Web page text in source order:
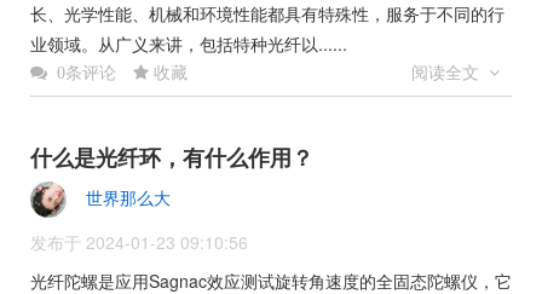
长、光学性能、机械和环境性能都具有特殊性，服务于不同的行
业领域。从广义来讲，包括特种光纤以......
0条评论 收藏 阅读全文
什么是光纤环，有什么作用？
世界那么大
发布于 2024-01-23 09:10:56
光纤陀螺是应用Sagnac效应测试旋转角速度的全固态陀螺仪，它